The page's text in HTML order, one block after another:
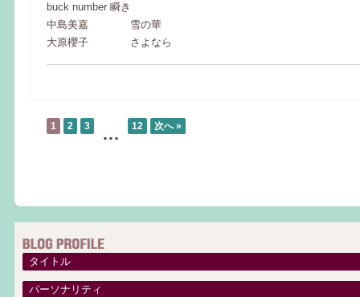
buck number 瞬き
中島美嘉 雪の華
大原櫻子 さよなら
1 2 3 … 12 次へ »
タイトル
パーソナリティ